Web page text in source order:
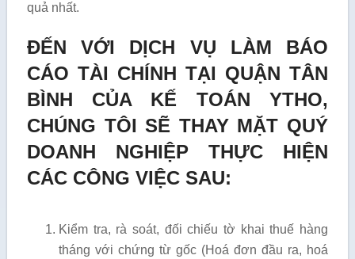
quả nhất.
ĐẾN VỚI DỊCH VỤ LÀM BÁO
CÁO TÀI CHÍNH TẠI QUẬN TÂN
BÌNH CỦA KẾ TOÁN YTHO,
CHÚNG TÔI SẼ THAY MẶT QUÝ
DOANH NGHIỆP THỰC HIỆN
CÁC CÔNG VIỆC SAU:
Kiểm tra, rà soát, đối chiếu tờ khai thuế hàng
tháng với chứng từ gốc (Hoá đơn đầu ra, hoá